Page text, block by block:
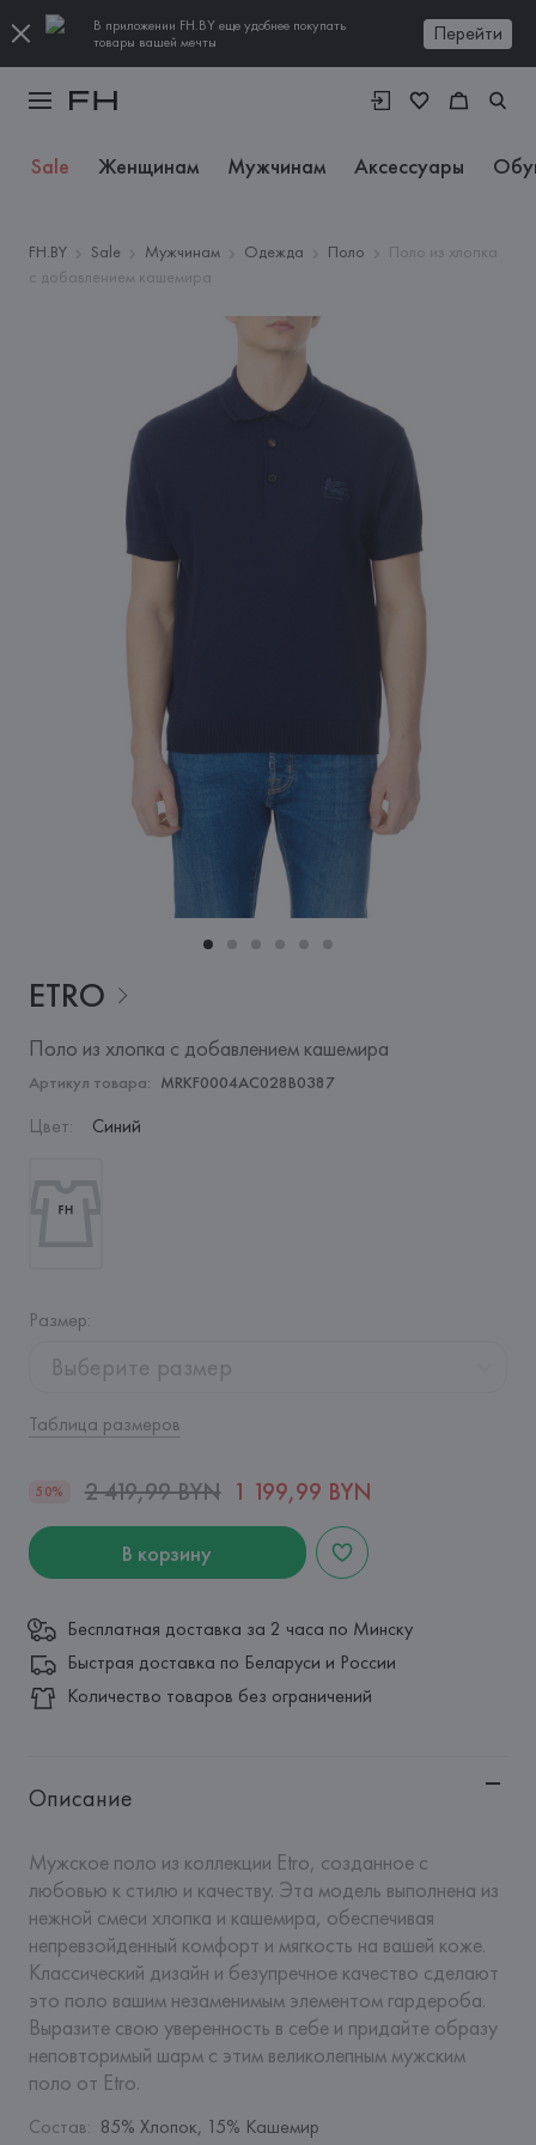
В приложении FH.BY еще удобнее покупать
товары вашей мечты
Перейти
Sale Женщинам Мужчинам Аксессуары
FH.BY Sale Мужчинам Одежда Поло
Поло из хлопка
с добавлением кашемира
ETRO
Поло из хлопка с добавлением кашемира
Артикул товара: MRKF0004AC028B0387
Цвет: Синий
Размер:
Выберите размер
Таблица размеров
50% 2 419,99 BYN 1 199,99 BYN
В корзину
Бесплатная доставка за 2 часа по Минску
Быстрая доставка по Беларуси и России
Количество товаров без ограничений
Описание
Мужское поло из коллекции Etro, созданное с
любовью к стилю и качеству. Эта модель выполнена из
нежной смеси хлопка и кашемира, обеспечивая
непревзойденный комфорт и мягкость на вашей коже.
Классический дизайн и безупречное качество сделают
это поло вашим незаменимым элементом гардероба.
Выразите свою уверенность в себе и придайте образу
неповторимый шарм с этим великолепным мужским
поло от Etro.
Состав: 85% Хлопок, 15% Кашемир